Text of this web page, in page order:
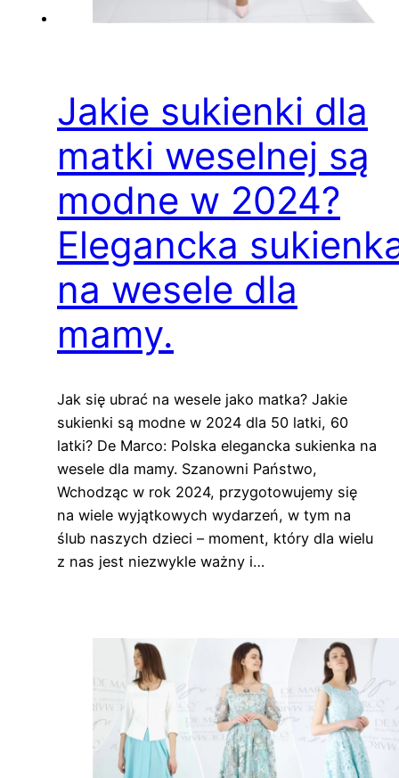
Jakie sukienki dla
matki weselnej są
modne w 2024?
Elegancka
na wesele dla
mamy.
Jak się ubrać na wesele jako matka? Jakie
sukienki są modne w 2024 dla 50 latki, 60
latki? De Marco: Polska elegancka sukienka na
wesele dla mamy. Szanowni Państwo,
Wchodząc w rok 2024, przygotowujemy się
na wiele wyjątkowych wydarzeń, w tym na
ślub naszych dzieci – moment, który dla wielu
z nas jest niezwykle ważny i…